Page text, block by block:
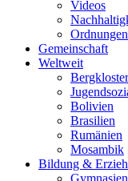
Videos
Ordnungen
Gemeinschaft
Weltweit
Bolivien
Brasilien
Rumänien
Mosambik
Bildung &
Gymnasien